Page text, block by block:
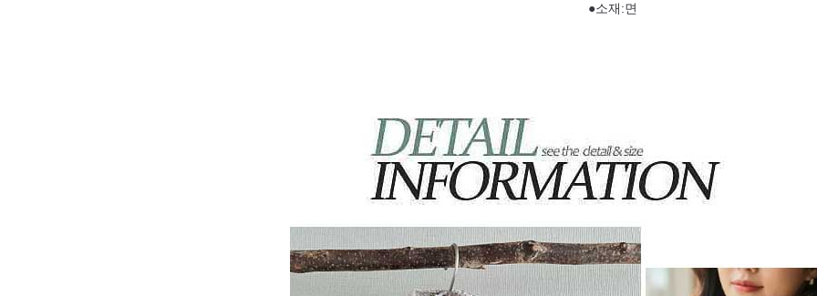
●소재:면